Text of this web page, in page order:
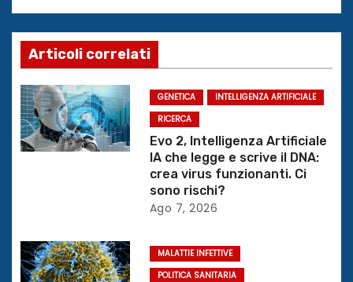
g
a
z
i
o
a
Articoli correlati
GENETICA
INTELLIGENZA ARTIFICIALE
RICERCA
Evo 2, Intelligenza Artificiale
IA che legge e scrive il DNA:
crea virus funzionanti. Ci
sono rischi?
Ago 7, 2026
MALATTIE INFETTIVE
POLITICA SANITARIA